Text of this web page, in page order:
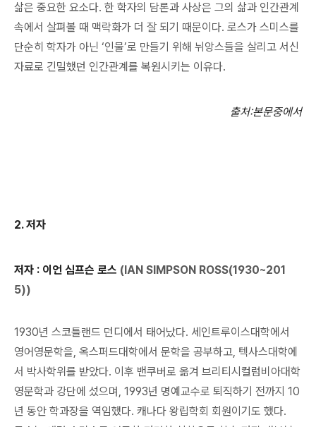
삶은 중요한 요소다. 한 학자의 담론과 사상은 그의 삶과 인간관계
속에서 살펴볼 때 맥락화가 더 잘 되기 때문이다. 로스가 스미스를
단순히 학자가 아닌 ‘인물’로 만들기 위해 뉘앙스들을 살리고 서신
자료로 긴밀했던 인간관계를 복원시키는 이유다.
출처:본문중에서
2.저자
저자 : 이언 심프슨 로스 (IAN SIMPSON ROSS(1930~201
5))
1930년 스코틀랜드 던디에서 태어났다. 세인트루이스대학에서
영어영문학을, 옥스퍼드대학에서 문학을 공부하고, 텍사스대학에
서 박사학위를 받았다. 이후 밴쿠버로 옮겨 브리티시컬럼비아대학
영문학과 강단에 섰으며, 1993년 명예교수로 퇴직하기 전까지 10
년 동안 학과장을 역임했다. 캐나다 왕립학회 회원이기도 했다.